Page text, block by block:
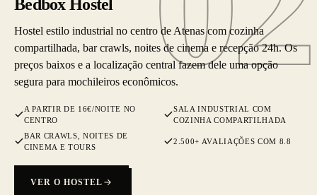
Bedbox Hostel
Hostel estilo industrial no centro de Atenas com cozinha
compartilhada, bar crawls, noites de cinema e recepção 24h. Os
preços baixos e a localização central fazem dele uma opção
segura para mochileiros econômicos.
A PARTIR DE 16€/NOITE NO
CENTRO
SALA INDUSTRIAL COM
COZINHA COMPARTILHADA
BAR CRAWLS, NOITES DE
CINEMA E TOURS
2.500+ AVALIAÇÕES COM 8.8
VER O HOSTEL